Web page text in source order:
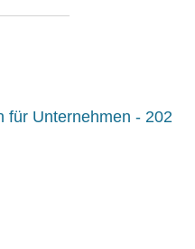
für Unternehmen - 202